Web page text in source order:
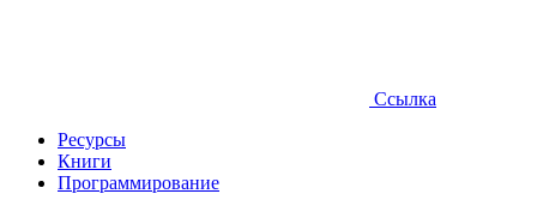
Ссылка
Ресурсы
Книги
Программирование